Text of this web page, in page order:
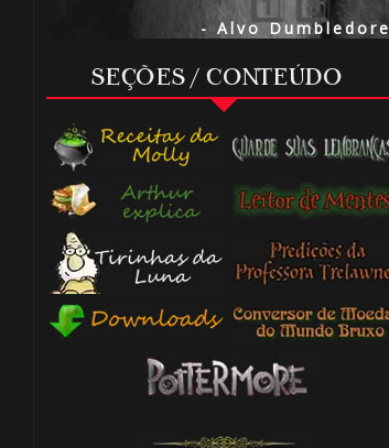
- Alvo Dumbledore
SEÇÕES / CONTEÚDO